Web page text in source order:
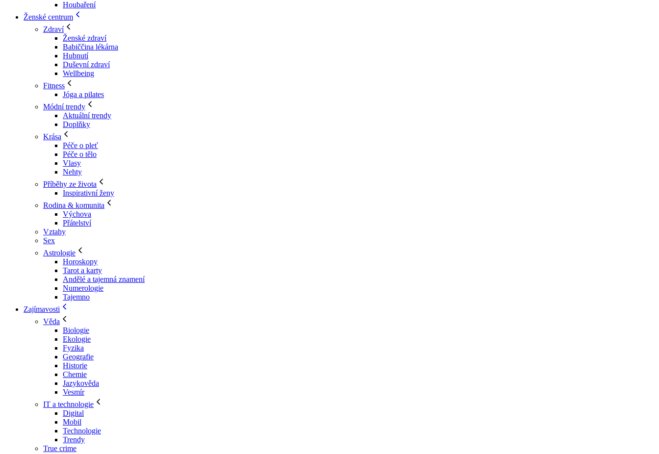
Houbaření
Ženské centrum
Zdraví
Ženské zdraví
Babiččina lékárna
Hubnutí
Duševní zdraví
Wellbeing
Fitness
Jóga a pilates
Módní trendy
Aktuální trendy
Doplňky
Krása
Péče o pleť
Péče o tělo
Vlasy
Nehty
Příběhy ze života
Inspirativní ženy
Rodina & komunita
Výchova
Přátelství
Vztahy
Sex
Astrologie
Horoskopy
Tarot a karty
Andělé a tajemná znamení
Numerologie
Tajemno
Zajímavosti
Věda
Biologie
Ekologie
Fyzika
Geografie
Historie
Chemie
Jazykověda
Vesmír
IT a technologie
Digital
Mobil
Technologie
Trendy
True crime